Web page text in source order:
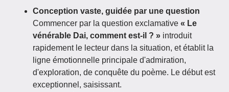
Conception vaste, guidée par une question
Commencer par la question exclamative « Le
vénérable Dai, comment est-il ? » introduit
rapidement le lecteur dans la situation, et établit la
ligne émotionnelle principale d'admiration,
d'exploration, de conquête du poème. Le début est
exceptionnel, saisissant.